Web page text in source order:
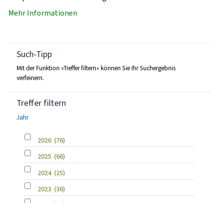
Mehr Informationen
Such-Tipp
Mit der Funktion »Treffer filtern« können Sie Ihr Suchergebnis
verfeinern.
Treffer filtern
Jahr
2026 (76)
2025 (66)
2024 (25)
2023 (36)